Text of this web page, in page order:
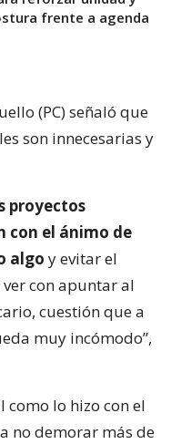
frente a agenda
(PC) señaló que
son innecesarias y
proyectos
con el ánimo de
algo y evitar el
con apuntar al
cuestión que a
muy incómodo”,
como lo hizo con el
no demorar más de